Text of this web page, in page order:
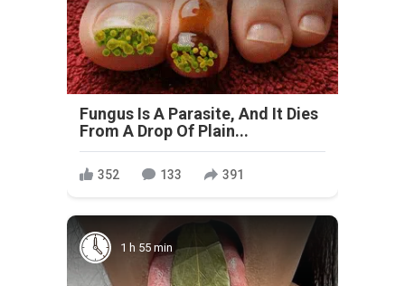
Fungus Is A Parasite, And It Dies
From A Drop Of Plain...
352 133 391
1 h 55 min